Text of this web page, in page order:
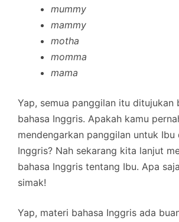
mummy
mammy
motha
momma
mama
Yap, semua panggilan itu ditujukan
bahasa Inggris. Apakah kamu
mendengarkan panggilan untuk Ibu
Inggris? Nah sekarang kita lanjut
bahasa Inggris tentang Ibu. Apa
simak!
Yap, materi bahasa Inggris ada